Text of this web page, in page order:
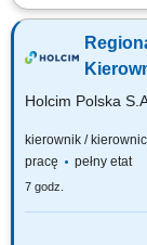
Twoje zadania:
rozwijanie
realizacja
Holcim Polska S.A
kierownik /
pracę
pełny etat
7 godz.